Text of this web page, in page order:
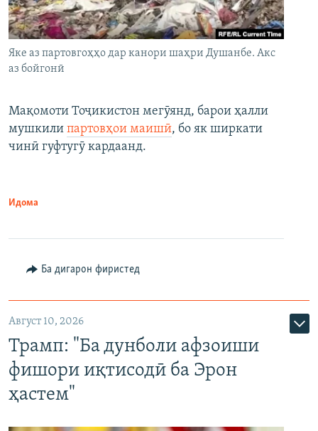
Яке аз партовгоҳҳо дар канори шаҳри Душанбе. Акс
аз бойгонӣ
Мақомоти Тоҷикистон мегӯянд, барои ҳалли
мушкили партовҳои маишӣ, бо як ширкати
чинӣ гуфтугӯ кардаанд.
Идома
Ба дигарон фиристед
Август 10, 2026
Трамп: "Ба дунболи афзоиши
фишори иқтисодӣ ба Эрон
ҳастем"